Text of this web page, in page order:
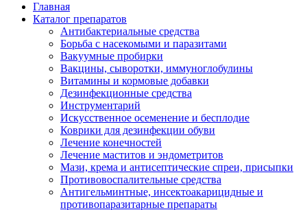
Главная
Каталог препаратов
Антибактериальные средства
Борьба с насекомыми и паразитами
Вакуумные пробирки
Вакцины, сыворотки, иммуноглобулины
Витамины и кормовые добавки
Дезинфекционные средства
Инструментарий
Искусственное осеменение и бесплодие
Коврики для дезинфекции обуви
Лечение конечностей
Лечение маститов и эндометритов
Мази, крема и антисептические спреи, присыпки
Противовоспалительные средства
Антигельминтные, инсектоакарицидные и
противопаразитарные препараты